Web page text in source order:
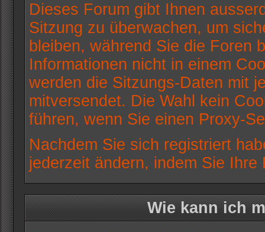
Dieses Forum gibt Ihnen
Sitzung zu überwachen, um
bleiben, während Sie die Foren
Informationen nicht in einem
werden die Sitzungs-Daten mit
mitversendet. Die Wahl kein
führen, wenn Sie einen Proxy-
Nachdem Sie sich registriert
jederzeit ändern, indem Sie
Wie kann ich